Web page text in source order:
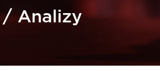
Analizy